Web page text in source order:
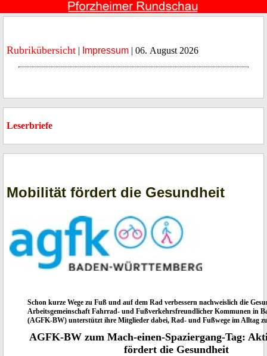
Rubrikübersicht | Impressum | 06. August 2026
Leserbriefe
Mobilität fördert die Gesundheit
Schon kurze Wege zu Fuß und auf dem Rad verbessern nachweislich die
Arbeitsgemeinschaft Fahrrad- und Fußverkehrsfreundlicher Kommunen in
(AGFK-BW) unterstützt ihre Mitglieder dabei, Rad- und Fußwege im Alltag
AGFK-BW zum Mach-einen-Spaziergang-Tag:
fördert die Gesundheit